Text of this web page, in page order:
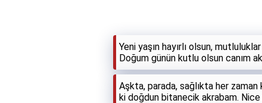
Yeni yaşın hayırlı olsun,
Doğum günün kutlu olsun canım
Aşkta, parada, sağlıkta her
ki doğdun bitanecik akrabam.